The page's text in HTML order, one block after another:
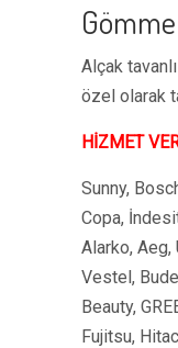
Alçak
özel olarak
HİZMET
Sunny,
Copa,
Alarko, Aeg,
Vestel,
Beauty,
Fujitsu,